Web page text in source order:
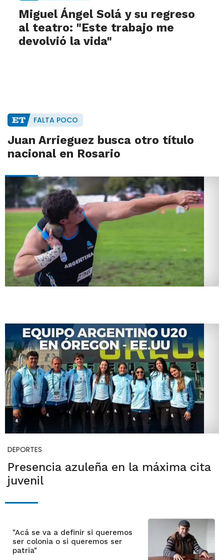
Miguel Ángel Solá y su regreso
al teatro: "Este trabajo me
devolvió la vida"
FALTA POCO
Juan Arrieguez busca otro título
nacional en Rosario
DEPORTES
Presencia azuleña en la máxima cita
juvenil
"Acá se va a definir si queremos
ser colonia o si queremos ser
patria"